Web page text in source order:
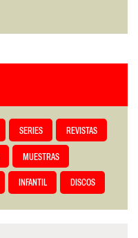
SERIES REVISTAS
MUESTRAS
INFANTIL DISCOS